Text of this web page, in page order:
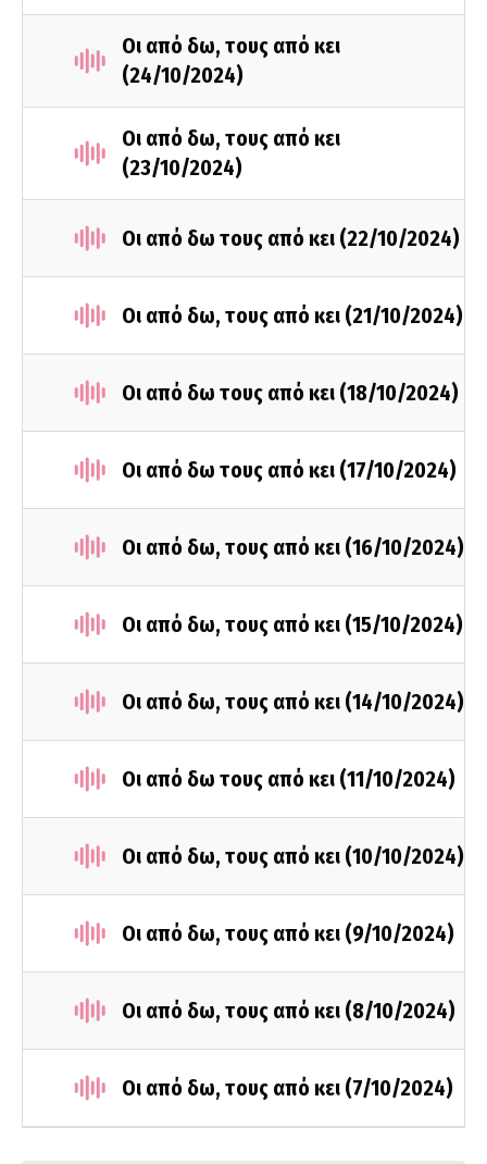
Οι από δω, τους από κει
(24/10/2024)
Οι από δω, τους από κει
(23/10/2024)
Οι από δω τους από κει (22/10/2024)
Οι από δω, τους από κει (21/10/2024)
Οι από δω τους από κει (18/10/2024)
Οι από δω τους από κει (17/10/2024)
Οι από δω, τους από κει (16/10/2024)
Οι από δω, τους από κει (15/10/2024)
Οι από δω, τους από κει (14/10/2024)
Οι από δω τους από κει (11/10/2024)
Οι από δω, τους από κει (10/10/2024)
Οι από δω, τους από κει (9/10/2024)
Οι από δω, τους από κει (8/10/2024)
Οι από δω, τους από κει (7/10/2024)